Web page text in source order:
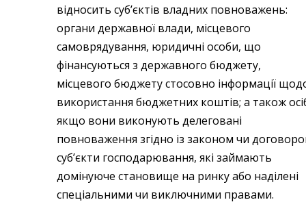
відносить суб’єктів владних повноважень:
органи державної влади, місцевого
самоврядування, юридичні особи, що
фінансуються з державного бюджету,
місцевого бюджету стосовно інформації
використання бюджетних коштів; а також
якщо вони виконують делеговані
повноваження згідно із законом чи
суб’єкти господарювання, які займають
домінуюче становище на ринку або наділені
спеціальними чи виключними правами.